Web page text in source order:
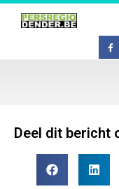
Deel dit bericht